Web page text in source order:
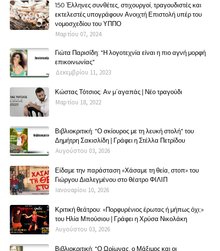
150 Έλληνες συνθέτες, στιχουργοί, τραγουδιστές και
εκτελεστές υπογράφουν Ανοιχτή Επιστολή υπέρ του
νομοσχεδίου του ΥΠΠΟ
Μαρτίου 07, 2024
Γιώτα Παρισίδη: "Η λογοτεχνία είναι η πιο αγνή μορφή
επικοινωνίας"
Δεκεμβρίου 11, 2023
Κώστας Τότσιος: Αν μ΄αγαπάς | Νέο τραγούδι
Μαρτίου 18, 2022
Βιβλιοκριτική: "Ο σκίουρος με τη λευκή στολή" του
Δημήτρη Σακισλίδη | Γράφει η Στέλλα Πετρίδου
Αυγούστου 03, 2026
Είδαμε την παράσταση «Χάσαμε τη θεία, στοπ» του
Γιώργου Διαλεγμένου στο θέατρο ΦΙΛΙΠ
Ιανουαρίου 10, 2026
Κριτική θεάτρου: «Πορφυρένιος έρωτας ή μήπως όχι;»
του Ηλία Μπούσιου | Γράφει η Χρύσα Νικολάκη
Αυγούστου 03, 2026
Βιβλιοκριτική: "Ο Ωρίωνας, ο Μάξιμος και οι